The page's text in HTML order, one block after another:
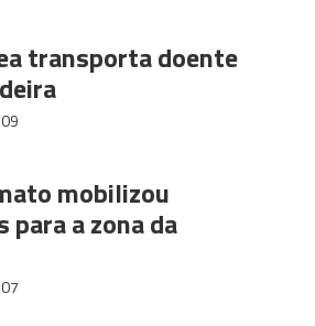
transporta doente
mobilizou
para a zona da